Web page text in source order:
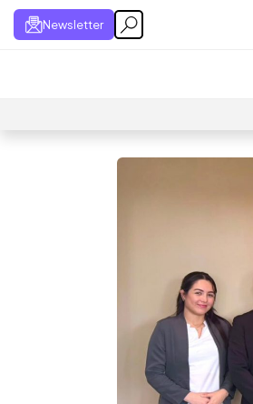
Newsletter